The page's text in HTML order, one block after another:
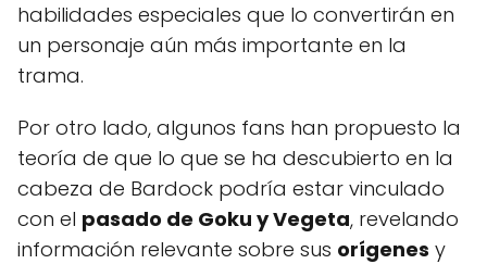
habilidades especiales que lo convertirán en
un personaje aún más importante en la
trama.
Por otro lado, algunos fans han propuesto la
teoría de que lo que se ha descubierto en la
cabeza de Bardock podría estar vinculado
con el pasado de Goku y Vegeta, revelando
información relevante sobre sus orígenes y